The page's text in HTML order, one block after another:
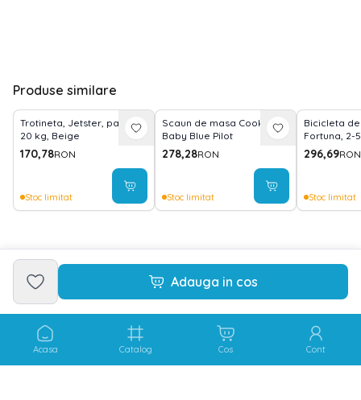
Adauga in cos
Produse similare
Trotineta, Jetster, pana la
20 kg, Beige
170,78RON
Stoc limitat
Scaun de masa Cookie,
Baby Blue Pilot
278,28RON
Stoc limitat
Bicicleta
Fortuna, 2-
Black
296,69RON
Stoc limitat
Acasa Catalog Cos Cont